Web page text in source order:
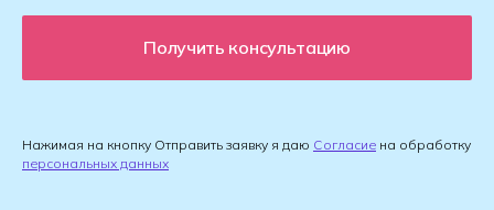
Получить консультацию
Нажимая на кнопку Отправить заявку я даю Согласие на обработку
персональных данных